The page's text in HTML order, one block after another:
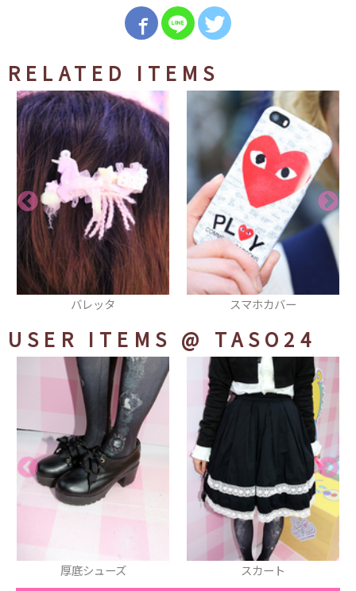
RELATED ITEMS
スマホカバー ブレスレット
USER ITEMS @ TASO24
スカート ボレロ